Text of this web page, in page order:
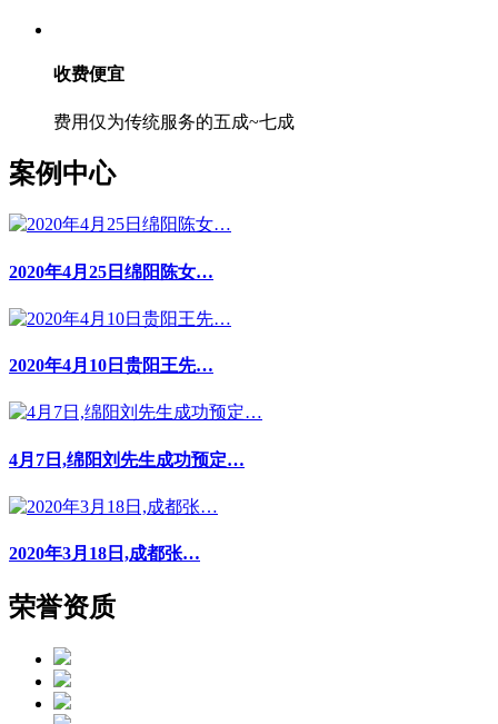
收费便宜
费用仅为传统服务的五成~七成
案例中心
2020年4月25日绵阳陈女…
2020年4月10日贵阳王先…
4月7日,绵阳刘先生成功预定…
2020年3月18日,成都张…
荣誉资质